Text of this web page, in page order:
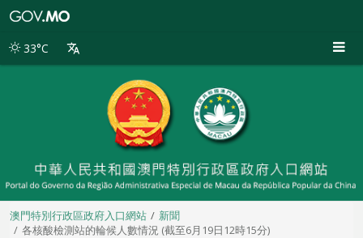
別
33°C
澳門特別行政區政府入口網站
新聞
各核酸檢測站的輪候人數情況 (截至6月19日12時15分)